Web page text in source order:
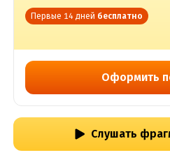
Первые 14 дней бесплатно
Оформить
Слушать